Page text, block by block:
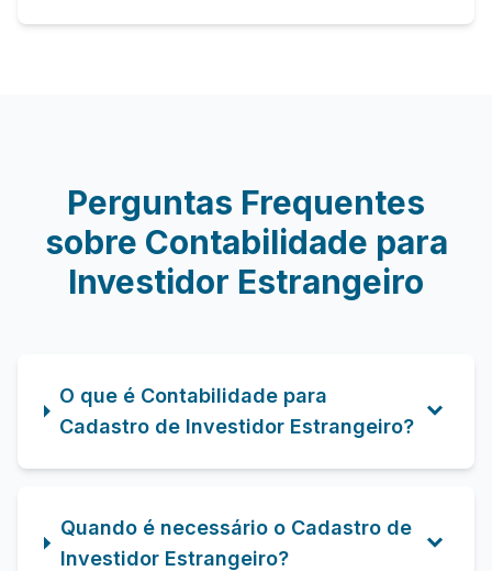
Perguntas Frequentes
sobre Contabilidade para
Investidor Estrangeiro
O que é Contabilidade para
Cadastro de Investidor Estrangeiro?
Quando é necessário o Cadastro de
Investidor Estrangeiro?